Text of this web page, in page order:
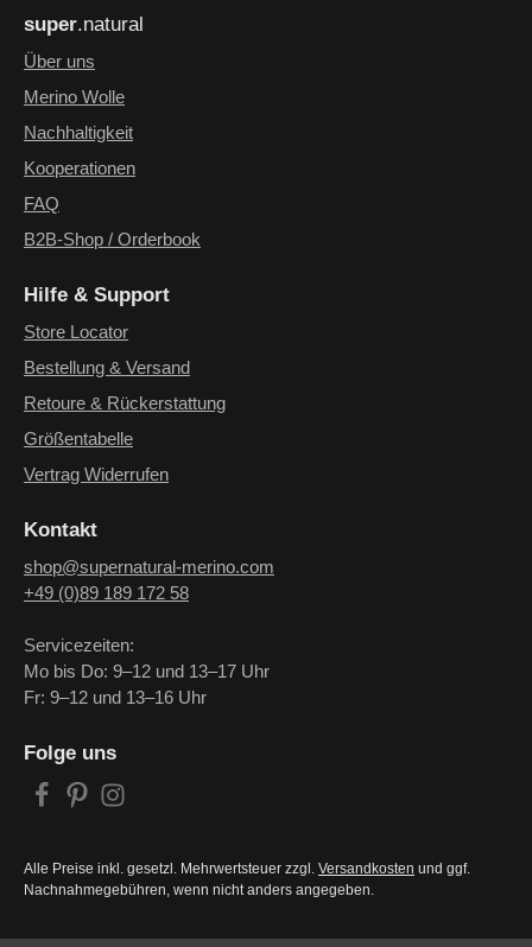
genommen und die
einverstanden.
Folge uns
Alle Preise inkl. gesetzl. Mehrwertsteuer zzgl. Versandkosten und ggf.
Nachnahmegebühren, wenn nicht anders angegeben.
super.natural
Über uns
Merino Wolle
Nachhaltigkeit
Kooperationen
FAQ
B2B-Shop / Orderbook
Hilfe & Support
Store Locator
Bestellung & Versand
Retoure & Rückerstattung
Größentabelle
Vertrag Widerrufen
Kontakt
shop@supernatural-merino.com
+49 (0)89 189 172 58
Servicezeiten:
Mo bis Do: 9–12 und 13–17 Uhr
Fr: 9–12 und 13–16 Uhr